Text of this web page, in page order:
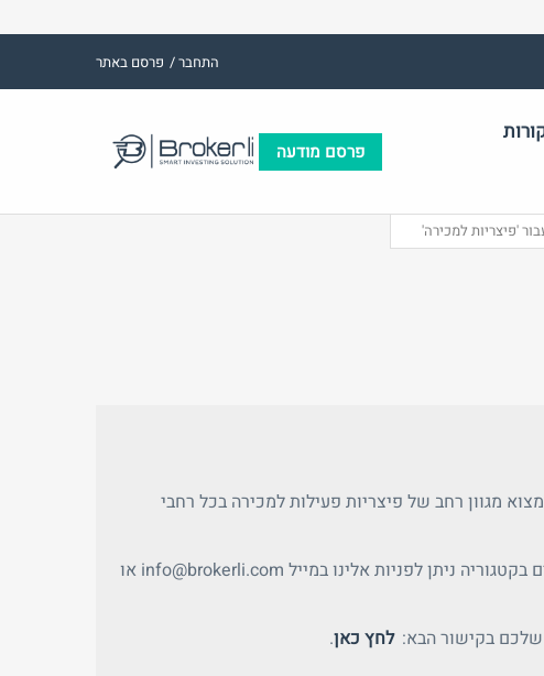
התחבר / פרסם באתר
אימייל
פרסם מודעה
'פיצריות למכירה'
מגוון רחב של פיצריות פעילות למכירה בכל רחבי
למידע על אפשרויות פרסום העסק שלכם או פרטים נוספים על הנכסים בקטגוריה ניתן לפניות אלינו במייל info@brokerli.com או
שלכם בקישור הבא: לחץ כאן.